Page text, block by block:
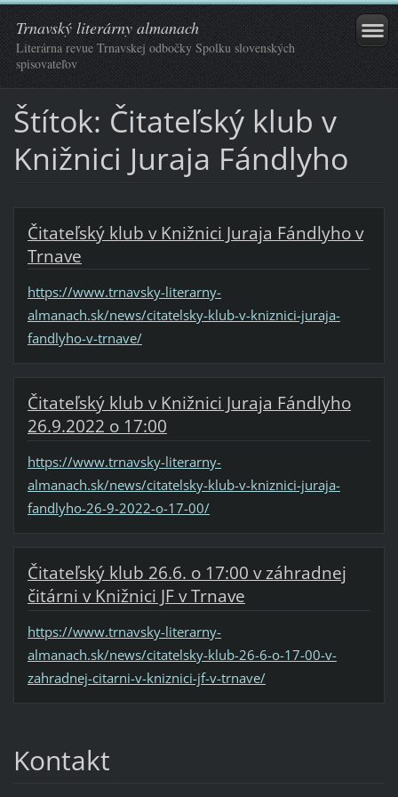
Trnavský literárny almanach
Literárna revue Trnavskej odbočky Spolku slovenských
spisovateľov
Štítok: Čitateľský klub v
Knižnici Juraja Fándlyho
Čitateľský klub v Knižnici Juraja Fándlyho v
Trnave
https://www.trnavsky-literarny-
almanach.sk/news/citatelsky-klub-v-kniznici-juraja-
fandlyho-v-trnave/
Čitateľský klub v Knižnici Juraja Fándlyho
26.9.2022 o 17:00
https://www.trnavsky-literarny-
almanach.sk/news/citatelsky-klub-v-kniznici-juraja-
fandlyho-26-9-2022-o-17-00/
Čitateľský klub 26.6. o 17:00 v záhradnej
čitárni v Knižnici JF v Trnave
https://www.trnavsky-literarny-
almanach.sk/news/citatelsky-klub-26-6-o-17-00-v-
zahradnej-citarni-v-kniznici-jf-v-trnave/
Kontakt